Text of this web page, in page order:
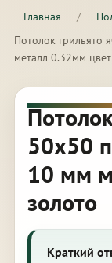
Главная /
Потолок грильято
металл 0.32мм
50х50
10 мм
золото
Краткий